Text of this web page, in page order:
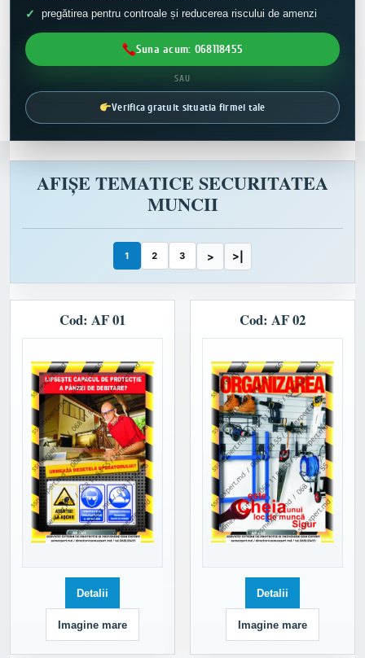
pregătirea pentru controale și reducerea riscului de amenzi
Suna acum: 068118455
SAU
Verifica gratuit situatia firmei tale
AFIȘE TEMATICE SECURITATEA
MUNCII
1 2 3 > >|
Cod: AF 01
Detalii
Imagine mare
Cod: AF 02
Detalii
Imagine mare